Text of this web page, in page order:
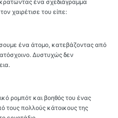
ένα σχεδιάγραμμα
χαιρέτισε του είπε:
ένα άτομο, κατεβάζοντας από
Δυστυχώς δεν
ρομπότ και βοηθός του ένας
τους πολλούς κάτοικους της